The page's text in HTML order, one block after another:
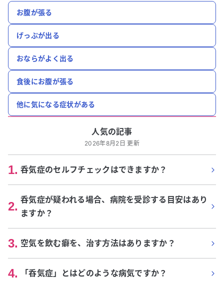
お腹が張る
げっぷが出る
おならがよく出る
食後にお腹が張る
他に気になる症状がある
人気の記事
2026年8月2日 更新
1. 呑気症のセルフチェックはできますか？
2. 呑気症が疑われる場合、病院を受診する目安はあり
ますか？
3. 空気を飲む癖を、治す方法はありますか？
4. 「呑気症」とはどのような病気ですか？